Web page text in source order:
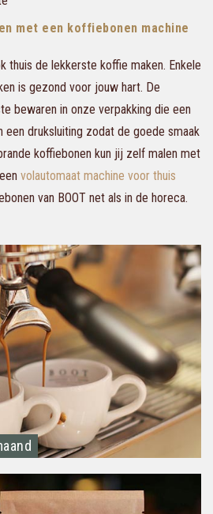
met een koffiebonen machine
thuis de lekkerste koffie maken. Enkele
is gezond voor jouw hart. De
bewaren in onze verpakking die een
een druksluiting zodat de goede smaak
koffiebonen kun jij zelf malen met
volautomaat machine voor thuis
van BOOT net als in de horeca.